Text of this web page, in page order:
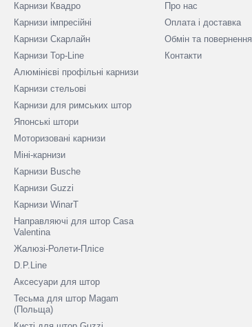
Карнизи Квадро
Карнизи імпресійні
Карнизи Скарлайн
Карнизи Top-Line
Алюмінієві профільні карнизи
Карнизи стельові
Карнизи для римських штор
Японські штори
Моторизовані карнизи
Міні-карнизи
Карнизи Busche
Карнизи Guzzi
Карнизи WinarT
Направляючі для штор Casa
Valentina
Жалюзі-Ролети-Плісе
D.P.Line
Аксесуари для штор
Тесьма для штор Magam
(Польща)
Про нас
Оплата і доставка
Обмін та повернення
Контакти